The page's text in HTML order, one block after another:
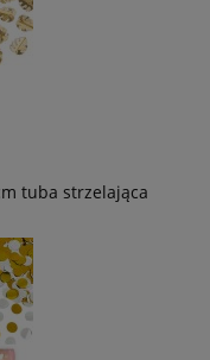
tuba strzelająca